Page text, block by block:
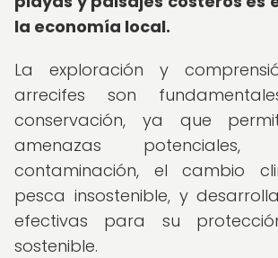
la economía local.
La exploración y
arrecifes son
conservación, ya que
amenazas
contaminación, el cambio
pesca insostenible, y
efectivas para su
sostenible.